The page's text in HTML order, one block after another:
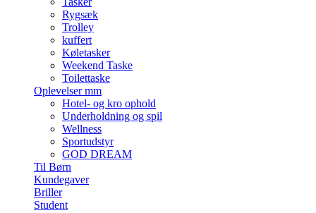
Rygsæk
Trolley
kuffert
Køletasker
Weekend Taske
Toilettaske
Oplevelser mm
Hotel- og kro ophold
Underholdning og spil
Wellness
Sportudstyr
GOD DREAM
Til Børn
Kundegaver
Briller
Student